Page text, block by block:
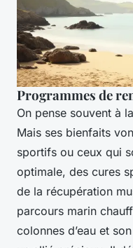
Programmes de
On pense souvent à
Mais ses bienfaits
sportifs ou ceux qui
optimale, des cures
de la récupération
parcours marin
colonnes d’eau et